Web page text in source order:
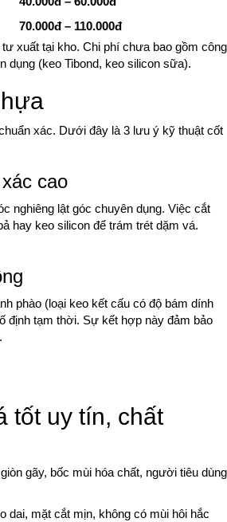
70.000đ – 110.000đ
xuất tại kho. Chi phí chưa bao gồm công
dụng (keo Tibond, keo silicon sữa).
xác. Dưới đây là 3 lưu ý kỹ thuật cốt
cao
nghiêng lật góc chuyên dụng. Việc cắt
hay keo silicon để trám trét dặm vá.
phào (loại keo kết cấu có độ bám dính
định tạm thời. Sự kết hợp này đảm bảo
tốt uy tín, chất
gãy, bốc mùi hóa chất, người tiêu dùng
dai, mặt cắt mịn, không có mùi hôi hắc